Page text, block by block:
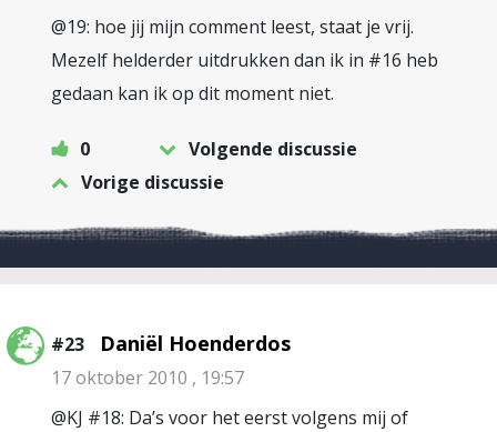
@19: hoe jij mijn comment leest, staat je vrij.
Mezelf helderder uitdrukken dan ik in #16 heb
gedaan kan ik op dit moment niet.
0
Volgende discussie
Vorige discussie
#23 Daniël Hoenderdos
17 oktober 2010 , 19:57
@KJ #18: Da’s voor het eerst volgens mij of